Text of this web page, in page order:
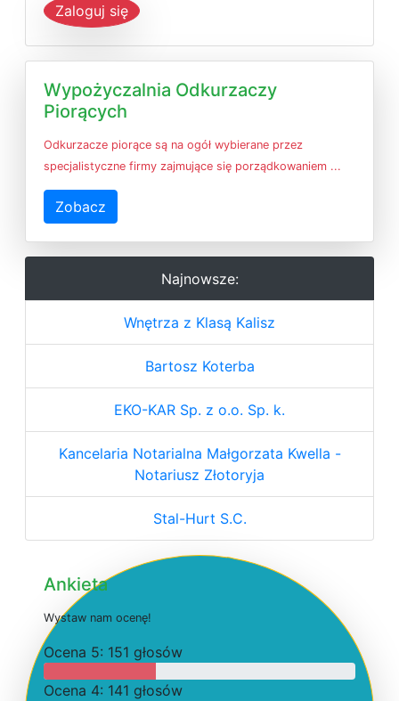
Zaloguj się
Wypożyczalnia Odkurzaczy
Piorących
Odkurzacze piorące są na ogół wybierane przez
specjalistyczne firmy zajmujące się porządkowaniem ...
Zobacz
Najnowsze:
Wnętrza z Klasą Kalisz
Bartosz Koterba
EKO-KAR Sp. z o.o. Sp. k.
Kancelaria Notarialna Małgorzata Kwella -
Notariusz Złotoryja
Stal-Hurt S.C.
Ankieta
Wystaw nam ocenę!
Ocena 5: 151 głosów
Ocena 4: 141 głosów